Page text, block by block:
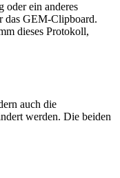
oder ein anderes
das GEM-Clipboard.
dieses Protokoll,
auch die
werden. Die beiden